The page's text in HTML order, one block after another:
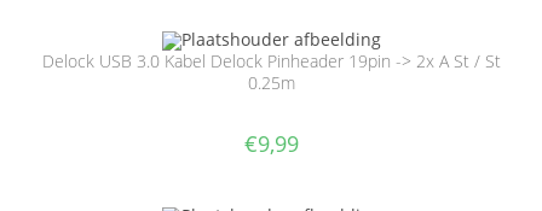
Delock USB 3.0 Kabel Delock Pinheader 19pin -> 2x A St / St
0.25m
€9,99